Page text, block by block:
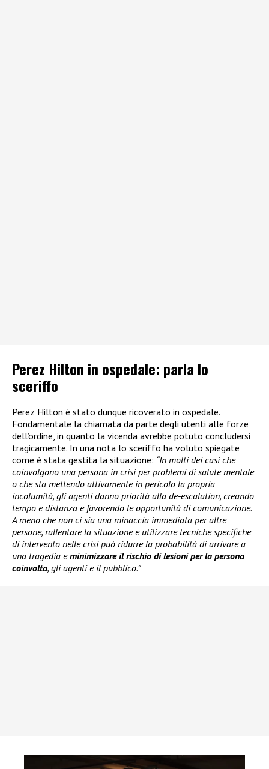
Perez Hilton in ospedale: parla lo
sceriffo
Perez Hilton è stato dunque ricoverato in ospedale.
Fondamentale la chiamata da parte degli utenti alle forze
dell’ordine, in quanto la vicenda avrebbe potuto concludersi
tragicamente. In una nota lo sceriffo ha voluto spiegate
come è stata gestita la situazione: “In molti dei casi che
coinvolgono una persona in crisi per problemi di salute mentale
o che sta mettendo attivamente in pericolo la propria
incolumità, gli agenti danno priorità alla de-escalation, creando
tempo e distanza e favorendo le opportunità di comunicazione.
A meno che non ci sia una minaccia immediata per altre
persone, rallentare la situazione e utilizzare tecniche specifiche
di intervento nelle crisi può ridurre la probabilità di arrivare a
una tragedia eminimizzare il rischio di lesioni per la persona
coinvolta, gli agenti e il pubblico.”